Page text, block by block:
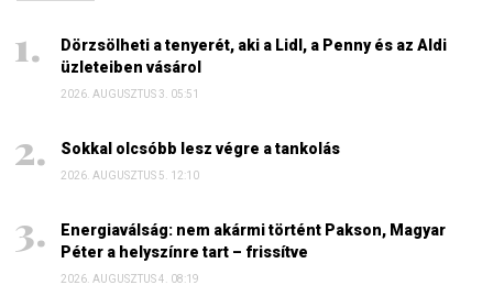
Dörzsölheti a tenyerét, aki a Lidl, a Penny és az Aldi
üzleteiben vásárol
2026. AUGUSZTUS 3. 05:51
Sokkal olcsóbb lesz végre a tankolás
2026. AUGUSZTUS 5. 12:10
Energiaválság: nem akármi történt Pakson, Magyar
Péter a helyszínre tart – frissítve
2026. AUGUSZTUS 4. 08:19